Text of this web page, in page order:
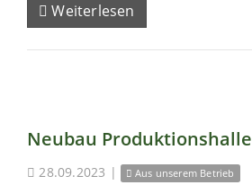
Weiterlesen
Neubau Produktionshalle
28.09.2023 | Aus unserem Betrieb